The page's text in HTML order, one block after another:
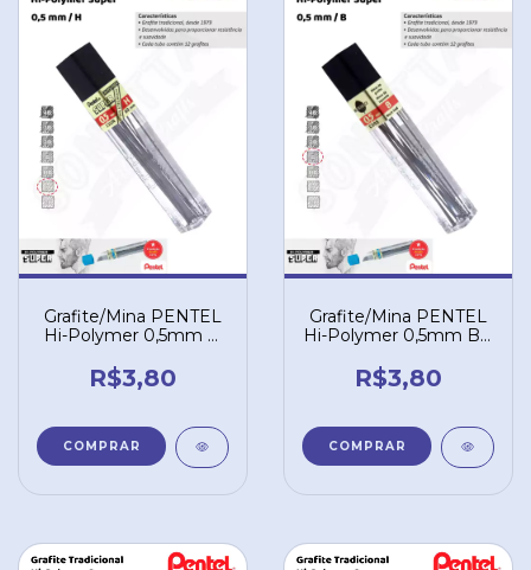
Grafite/Mina PENTEL
Hi-Polymer 0,5mm H
R$3,80
Grafite/Mina PENTEL
Hi-Polymer 0,5mm B –
R$3,80